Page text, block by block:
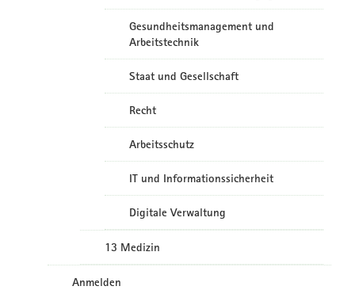
Gesundheitsmanagement und
Arbeitstechnik
Staat und Gesellschaft
Recht
Arbeitsschutz
IT und Informationssicherheit
Digitale Verwaltung
13 Medizin
Anmelden